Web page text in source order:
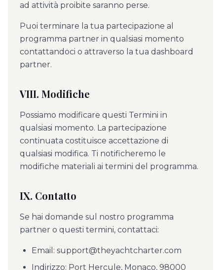
ad attività proibite saranno perse.
Puoi terminare la tua partecipazione al
programma partner in qualsiasi momento
contattandoci o attraverso la tua dashboard
partner.
VIII. Modifiche
Possiamo modificare questi Termini in
qualsiasi momento. La partecipazione
continuata costituisce accettazione di
qualsiasi modifica. Ti notificheremo le
modifiche materiali ai termini del programma.
IX. Contatto
Se hai domande sul nostro programma
partner o questi termini, contattaci:
Email: support@theyachtcharter.com
Indirizzo: Port Hercule, Monaco, 98000